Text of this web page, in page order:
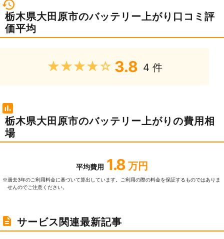
栃木県大田原市のバッテリー上がり口コミ評
価平均
★★★★★ 3.8 4 件
栃木県大田原市のバッテリー上がりの費用相
場
平均費用 1.8 万円
※過去3年のご利⽤料⾦に基づいて算出しています。ご利⽤の際の料⾦を保証するものではありま
せんのでご注意ください。
サービス関連最新記事